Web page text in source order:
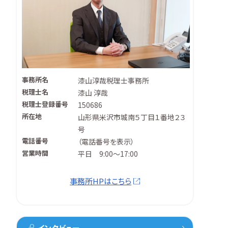
事務所名 漆山淳哉税理士事務所
税理士名 漆山 淳哉
税理士登録番号 150686
所在地
山形県米沢市城南５丁目１番地２３
号
電話番号 （電話番号を表示）
営業時間 平日 9:00～17:00
事務所HPはこちら